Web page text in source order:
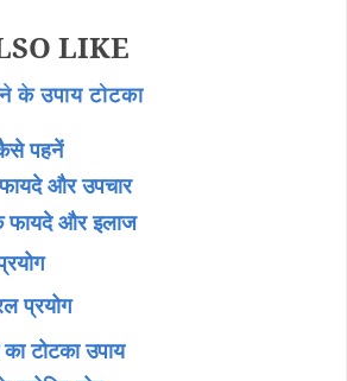
LIKE
के उपाय टोटका
पहनें
और उपचार
फायदे और इलाज
प्रयोग
टोटका उपाय